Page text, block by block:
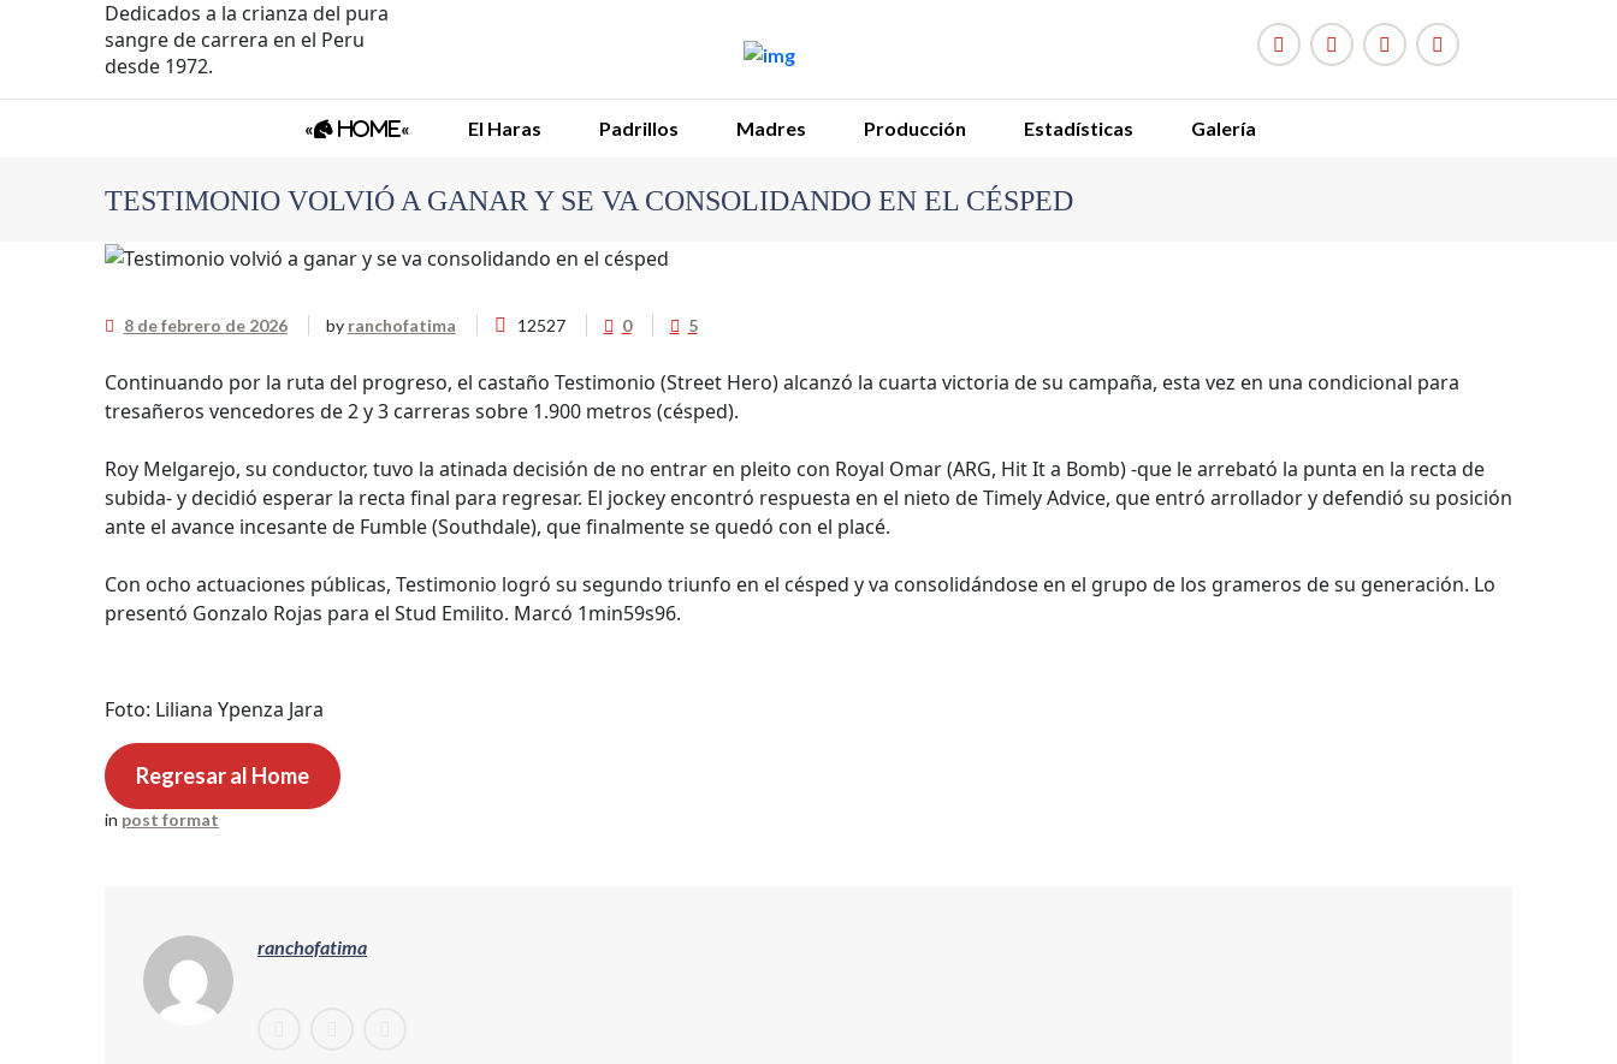
Dedicados a la crianza del pura
sangre de carrera en el Peru
desde 1972.
« Home« El Haras Padrillos Madres Producción Estadísticas Galería
TESTIMONIO VOLVIÓ A GANAR Y SE VA CONSOLIDANDO EN EL CÉSPED
8 de febrero de 2026 by ranchofatima 12527 0 5
Continuando por la ruta del progreso, el castaño Testimonio (Street Hero) alcanzó la cuarta victoria de su campaña, esta vez en una condicional para
tresañeros vencedores de 2 y 3 carreras sobre 1.900 metros (césped).
Roy Melgarejo, su conductor, tuvo la atinada decisión de no entrar en pleito con Royal Omar (ARG, Hit It a Bomb) -que le arrebató la punta en la recta de
subida- y decidió esperar la recta final para regresar. El jockey encontró respuesta en el nieto de Timely Advice, que entró arrollador y defendió su posición
ante el avance incesante de Fumble (Southdale), que finalmente se quedó con el placé.
Con ocho actuaciones públicas, Testimonio logró su segundo triunfo en el césped y va consolidándose en el grupo de los grameros de su generación. Lo
presentó Gonzalo Rojas para el Stud Emilito. Marcó 1min59s96.
Foto: Liliana Ypenza Jara
Regresar al Home
in post format
ranchofatima